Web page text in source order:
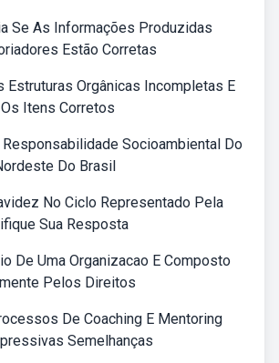
Se As Informações Produzidas
Estão Corretas
Estruturas Orgânicas Incompletas E
Itens Corretos
Socioambiental Do
Do Brasil
No Ciclo Representado Pela
Sua Resposta
De Uma Organizacao E Composto
Pelos Direitos
De Coaching E Mentoring
Semelhanças